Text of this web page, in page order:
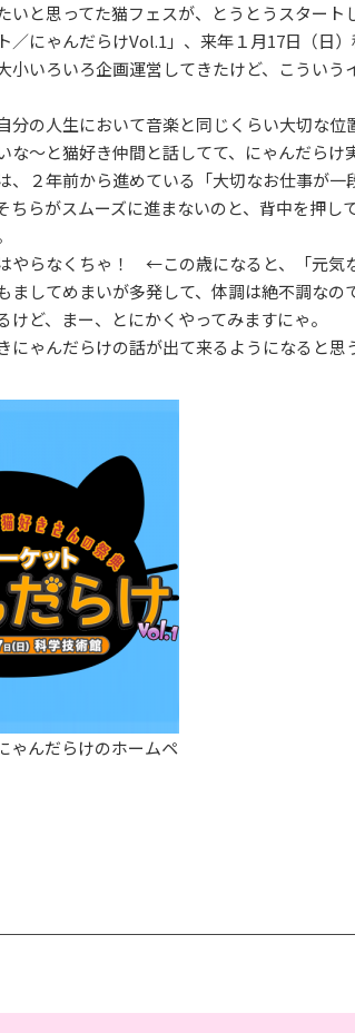
いと思ってた猫フェスが、とうとうスタート
／にゃんだらけVol.1」、来年１月17日（日
小いろいろ企画運営してきたけど、こうい
分の人生において音楽と同じくらい大切な
な〜と猫好き仲間と話してて、にゃんだらけ
、２年前から進めている「大切なお仕事が
ちらがスムーズに進まないのと、背中を押
やらなくちゃ！ ←この歳になると、「元気
ましてめまいが多発して、体調は絶不調な
けど、まー、とにかくやってみますにゃ。
にゃんだらけの話が出て来るようになると思
ゃんだらけのホームペ